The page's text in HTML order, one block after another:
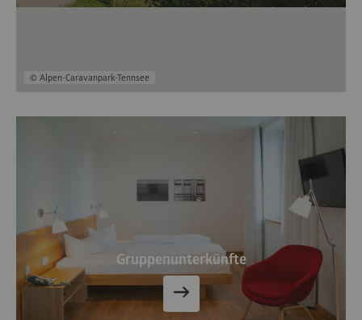
© Alpen-Caravanpark-Tennsee
Gruppenunterkünfte